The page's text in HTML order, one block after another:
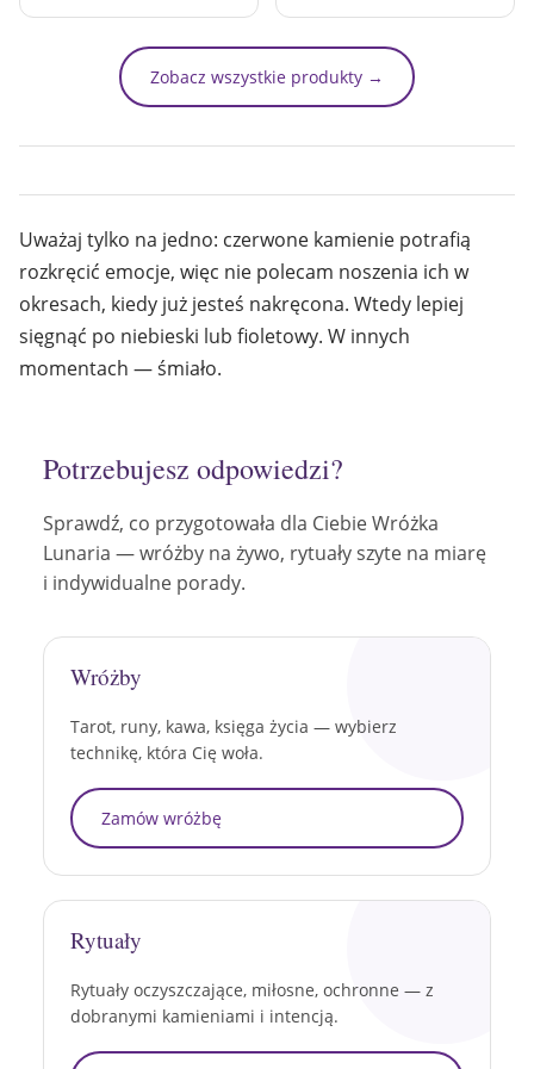
Zobacz wszystkie produkty →
Uważaj tylko na jedno: czerwone kamienie potrafią
rozkręcić emocje, więc nie polecam noszenia ich w
okresach, kiedy już jesteś nakręcona. Wtedy lepiej
sięgnąć po niebieski lub fioletowy. W innych
momentach — śmiało.
Potrzebujesz odpowiedzi?
Sprawdź, co przygotowała dla Ciebie Wróżka
Lunaria — wróżby na żywo, rytuały szyte na miarę
i indywidualne porady.
Wróżby
Tarot, runy, kawa, księga życia — wybierz
technikę, która Cię woła.
Zamów wróżbę
Rytuały
Rytuały oczyszczające, miłosne, ochronne — z
dobranymi kamieniami i intencją.